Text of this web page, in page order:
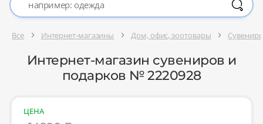
Все Интернет-магазины Дом, офис, зоотовары
Интернет-магазин сувениров и
подарков № 2220928
ЦЕНА